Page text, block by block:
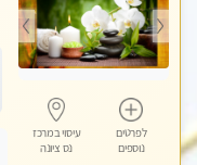
לפרטים
נוספים
עיסוי במרכז
נס ציונה